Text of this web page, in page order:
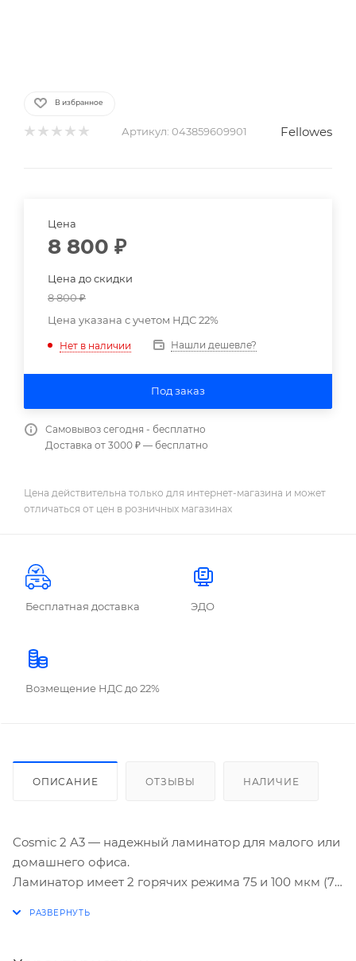
В избранное
Артикул: 043859609901 Fellowes
Цена
8 800 ₽
Цена до скидки
8 800₽
Цена указана с учетом НДС 22%
Нет в наличии Нашли дешевле?
Под заказ
Самовывоз сегодня - бесплатно
Доставка от 3000 ₽ — бесплатно
Цена действительна только для интернет-магазина и может
отличаться от цен в розничных магазинах
Бесплатная доставка ЭДО
Возмещение НДС до 22%
ОПИСАНИЕ ОТЗЫВЫ НАЛИЧИЕ
Cosmic 2 A3 — надежный ламинатор для малого или
домашнего офиса.
Ламинатор имеет 2 горячих режима 75 и 100 мкм (75